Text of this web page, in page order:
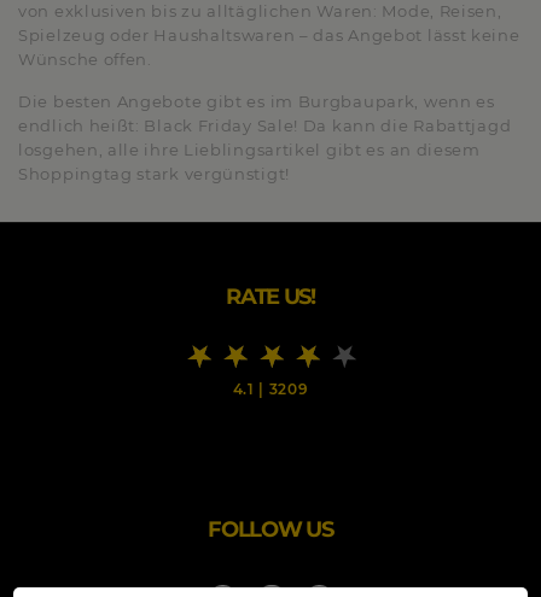
von exklusiven bis zu alltäglichen Waren: Mode, Reisen,
Spielzeug oder Haushaltswaren – das Angebot lässt keine
Wünsche offen.
Die besten Angebote gibt es im Burgbaupark, wenn es
endlich heißt: Black Friday Sale! Da kann die Rabattjagd
losgehen, alle ihre Lieblingsartikel gibt es an diesem
Shoppingtag stark vergünstigt!
RATE US!
4.1 | 3209
FOLLOW US